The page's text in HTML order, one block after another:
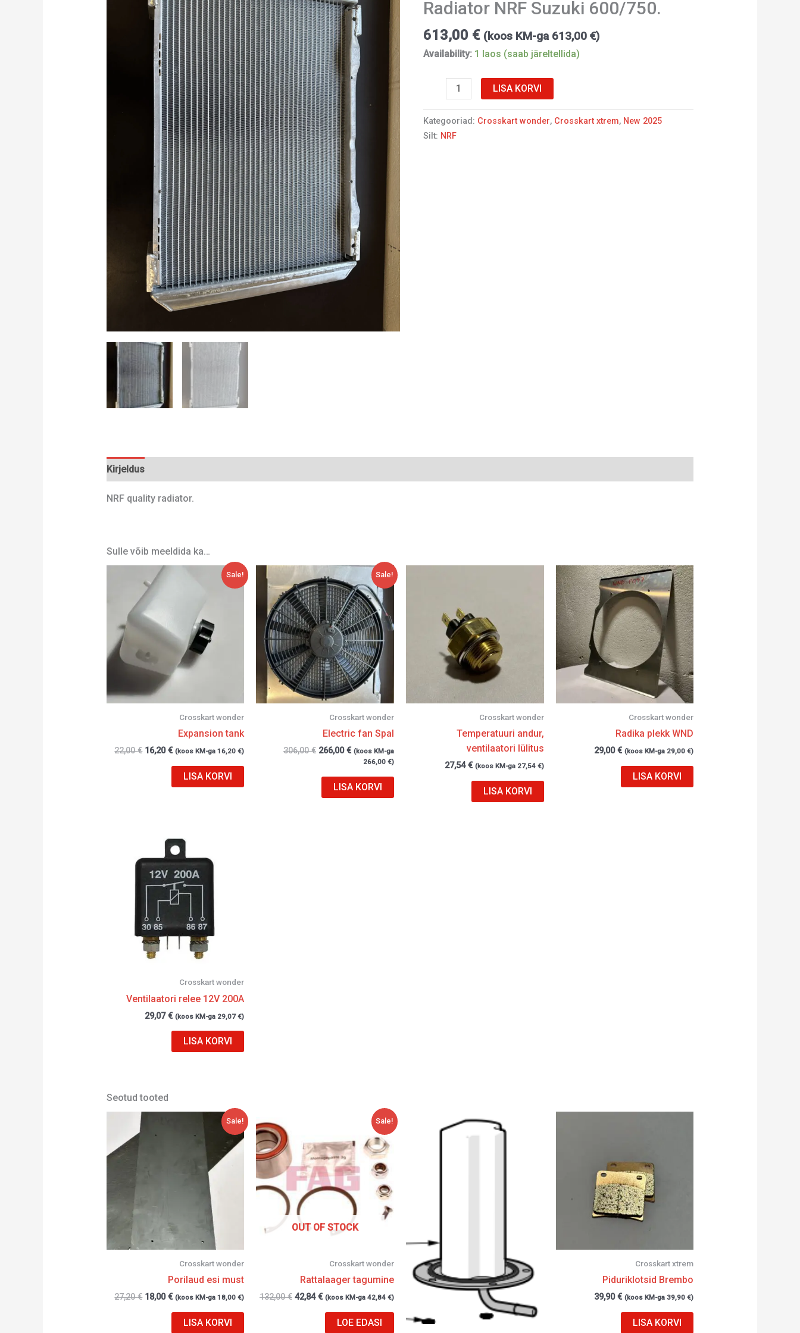
Radiator NRF Suzuki 600/750.
613,00 € (koos KM-ga 613,00€)
Availability: 1 laos (saab järeltellida)
kogus
LISA KORVI
Kategooriad: Crosskart wonder, Crosskart xtrem, New 2025
Silt: NRF
Kirjeldus
NRF quality radiator.
Sulle võib meeldida ka…
Sale!
Crosskart wonder
Expansion tank
22,00€
Algne
hind
oli:
22,00 €.
16,20€ (koos KM-ga16,20€)
LISA KORVI
Sale!
Crosskart wonder
Electric fan Spal
306,00€
hind
oli:
306,00 €.
266,00€
Current
is:
266,00 €.
(koos KM-ga
266,00 €)
LISA KORVI
Crosskart wonder
Temperatuuri andur,
ventilaatori lülitus
27,54€ (koos KM-ga 27,54 €)
LISA KORVI
Crosskart wonder
Radika plekk WND
29,00€ (koos KM-ga 29,00€)
LISA KORVI
Crosskart wonder
Ventilaatori relee 12V 200A
29,07€ (koos KM-ga 29,07€)
LISA KORVI
Seotud tooted
Sale!
Crosskart wonder
Porilaud esi must
27,20€
oli:
18,00€ (koos KM-ga18,00€)
LISA KORVI
Sale!
OUT OF STOCK
Crosskart wonder
Rattalaager tagumine
132,00€
132,00 €.
42,84€
42,84 €.
(koos KM-ga 42,84 €)
LOE EDASI
Crosskart xtrem
Piduriklotsid Brembo
39,90€ (koos KM-ga39,90€)
LISA KORVI